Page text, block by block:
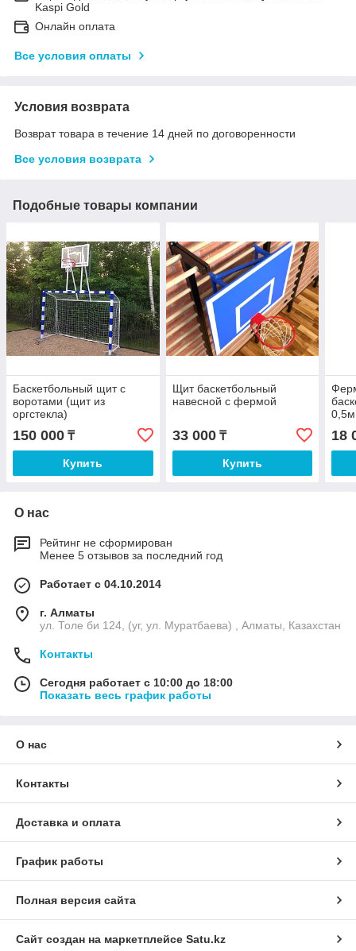
Kaspi Gold
Онлайн оплата
Все условия оплаты
Условия возврата
Возврат товара в течение 14 дней по договоренности
Все условия возврата
Подобные товары компании
Баскетбольный щит с
воротами (щит из
оргстекла)
150 000 ₸
Купить
Щит баскетбольный
навесной с фермой
33 000₸
Купить
18
О нас
Рейтинг не сформирован
Менее 5 отзывов за последний год
Работает с 04.10.2014
г. Алматы
ул. Толе би 124, (уг, ул. Муратбаева) , Алматы, Казахстан
Контакты
Сегодня работает с 10:00 до 18:00
Показать весь график работы
О нас
Контакты
Доставка и оплата
График работы
Полная версия сайта
Сайт создан на маркетплейсе Satu.kz